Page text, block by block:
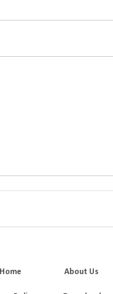
Home About Us